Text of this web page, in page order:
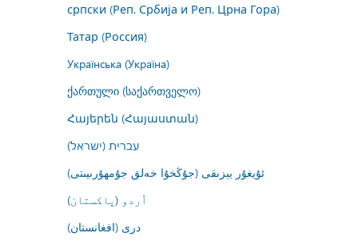
српски (Реп. Србија и Реп. Црна Гора)
Татар (Россия)
Українська (Україна)
ქართული (საქართველო)
Հայերեն (Հայաստան)
עברית (ישראל)
ئۇيغۇر يېزىقى (جۇڭخۇا خەلق جۇمھۇرىيىتى)
اُردو (پاکستان)
درى (افغانستان)